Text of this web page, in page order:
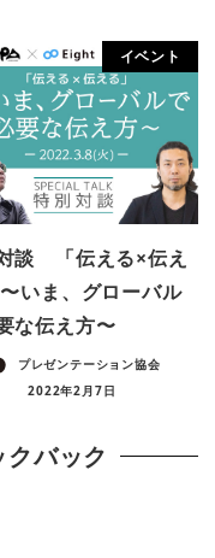
イベント
談 「伝える×伝え
いま、グローバル
な伝え方〜
プレゼンテーション協会
2022年2月7日
バック